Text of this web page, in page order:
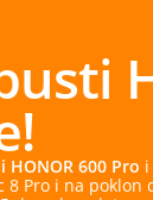
HONOR 600 Pro i
8 Pro i na poklon